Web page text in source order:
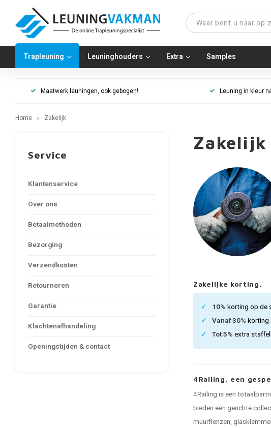
Trapleuning Leuninghouders Extra Samples
Maatwerk leuningen, ook gebogen! Leuning in kleur
Home Zakelijk
Service
Klantenservice
Over ons
Betaalmethoden
Bezorging
Verzendkosten
Retourneren
Garantie
Klachtenafhandeling
Openingstijden & contact
Zakelijk
Zakelijke korting.
10% korting op de
Vanaf 30% korting
Tot 5% extra
4Railing, een
4Railing is een
bieden een gerichte
muurflenzen,